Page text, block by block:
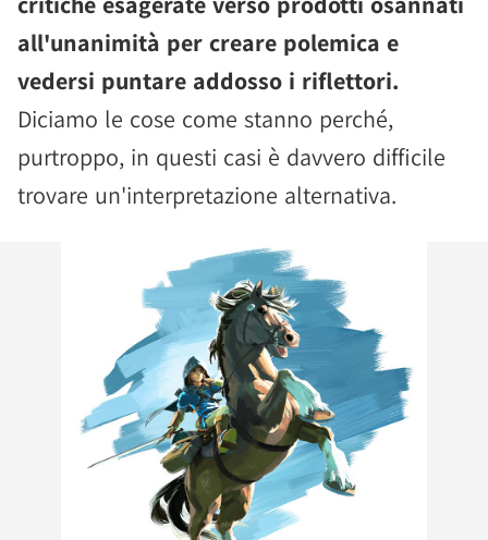
all'unanimità per creare polemica e
vedersi puntare addosso i riflettori.
Diciamo le cose come stanno perché,
purtroppo, in questi casi è davvero difficile
trovare un'interpretazione alternativa.